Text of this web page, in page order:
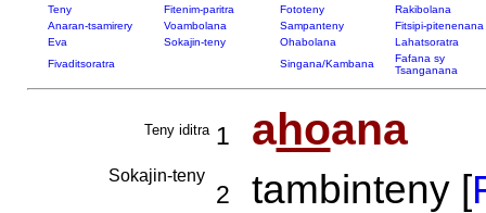
Teny Fitenim-paritra Fototeny
Rakibolana
Anaran-tsamirery
Voambolana Sampanteny
Fitsipi-pitenenana
Eva
Sokajin-teny Ohabolana
Lahatsoratra
Fivaditsoratra
Singana/Kambana
Fafana sy
Tsanganana
Teny iditra 1 ahoana
Sokajin-teny
2 tambinteny [